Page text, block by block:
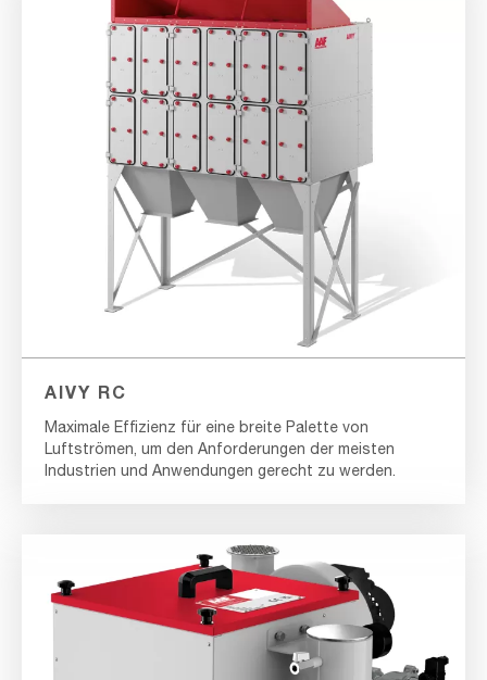
AIVY RC
Maximale Effizienz für eine breite Palette von
Luftströmen, um den Anforderungen der meisten
Industrien und Anwendungen gerecht zu werden.